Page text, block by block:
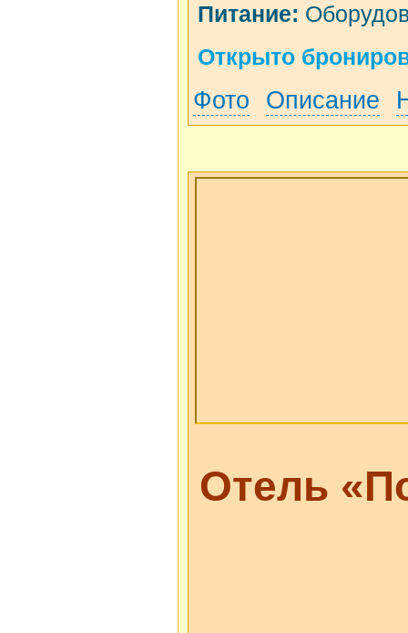
Питание:
Открыто
Фото Описание
Отель